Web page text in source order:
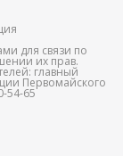
для связи по
их прав.
главный
Первомайского
54-65